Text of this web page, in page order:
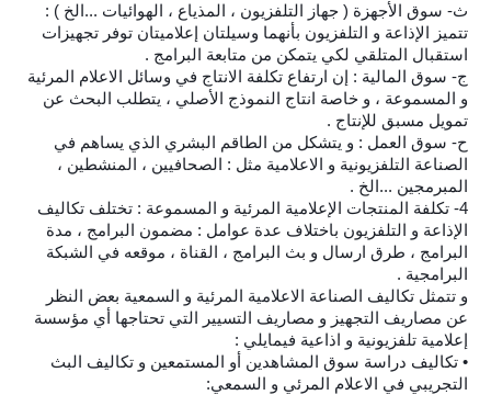
ث‌- سوق الأجهزة ( جهاز التلفزيون ، المذياع ، الهوائيات ...الخ ) :
تتميز الإذاعة و التلفزيون بأنهما وسيلتان إعلاميتان توفر تجهيزات
استقبال المتلقي لكي يتمكن من متابعة البرامج .
ج‌- سوق المالية : إن ارتفاع تكلفة الانتاج في وسائل الاعلام المرئية
و المسموعة ، و خاصة انتاج النموذج الأصلي ، يتطلب البحث عن
تمويل مسبق للإنتاج .
ح‌- سوق العمل : و يتشكل من الطاقم البشري الذي يساهم في
الصناعة التلفزيونية و الاعلامية مثل : الصحافيين ، المنشطين ،
المبرمجين ...الخ .
4- تكلفة المنتجات الإعلامية المرئية و المسموعة : تختلف تكاليف
الإذاعة و التلفزيون باختلاف عدة عوامل : مضمون البرامج ، مدة
البرامج ، طرق ارسال و بث البرامج ، القناة ، موقعه في الشبكة
البرامجية .
و تتمثل تكاليف الصناعة الاعلامية المرئية و السمعية بعض النظر
عن مصاريف التجهيز و مصاريف التسيير التي تحتاجها أي مؤسسة
إعلامية تلفزيونية و اذاعية فيمايلي :
• تكاليف دراسة سوق المشاهدين أو المستمعين و تكاليف البث
التجريبي في الاعلام المرئي و السمعي: